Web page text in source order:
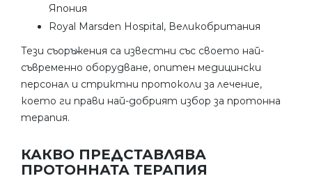
Япония
Royal Marsden Hospital, Великобритания
Тези съоръжения са известни със своето най-
съвременно оборудване, опитен медицински
персонал и стриктни протоколи за лечение,
което ги прави най-добрият избор за протонна
терапия.
КАКВО ПРЕДСТАВЛЯВА
ПРОТОННАТА ТЕРАПИЯ